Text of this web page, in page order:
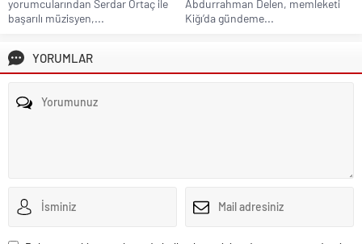
yorumcularından Serdar Ortaç ile
başarılı müzisyen,...
Abdurrahman Delen, memleketi
Kiğı’da gündeme...
YORUMLAR